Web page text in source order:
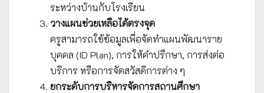
ระหว่างบ้านกับโรงเรียน
วางแผนช่วยเหลือได้ตรงจุด
ครูสามารถใช้ข้อมูลเพื่อจัดทำแผนพัฒนาราย
บุคคล (ID Plan), การให้คำปรึกษา, การส่งต่อ
บริการ หรือการจัดสวัสดิการต่าง ๆ
ยกระดับการบริหารจัดการสถานศึกษา